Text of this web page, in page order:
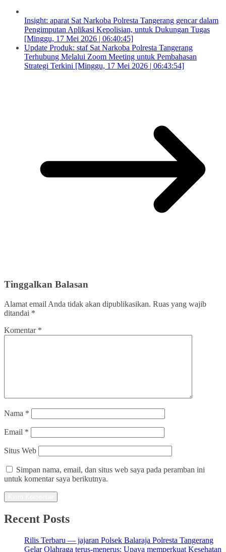
Insight: aparat Sat Narkoba Polresta Tangerang gencar dalam
Pengimputan Aplikasi Kepolisian, untuk Dukungan Tugas
[Minggu, 17 Mei 2026 | 06:40:45]
Update Produk: staf Sat Narkoba Polresta Tangerang
Terhubung Melalui Zoom Meeting untuk Pembahasan
Strategi Terkini [Minggu, 17 Mei 2026 | 06:43:54]
Tinggalkan Balasan
Alamat email Anda tidak akan dipublikasikan. Ruas yang wajib
ditandai *
Komentar *
Nama *
Email *
Situs Web
Simpan nama, email, dan situs web saya pada peramban ini
untuk komentar saya berikutnya.
Recent Posts
Rilis Terbaru — jajaran Polsek Balaraja Polresta Tangerang
Gelar Olahraga terus-menerus: Upaya memperkuat Kesehatan